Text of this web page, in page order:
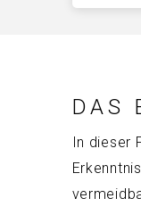
DAS
In dieser